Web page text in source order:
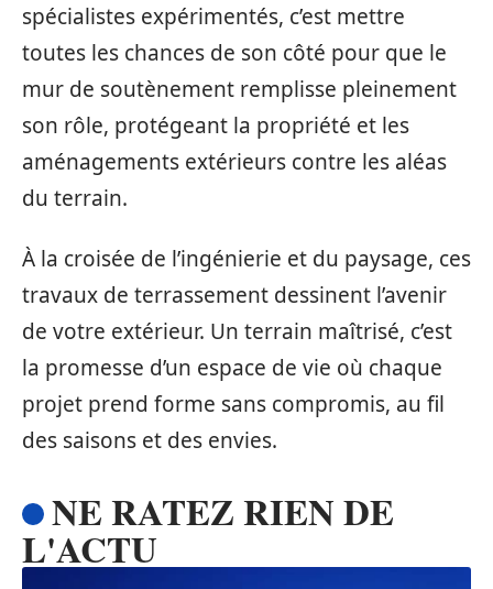
spécialistes expérimentés, c’est mettre
toutes les chances de son côté pour que le
mur de soutènement remplisse pleinement
son rôle, protégeant la propriété et les
aménagements extérieurs contre les aléas
du terrain.
À la croisée de l’ingénierie et du paysage, ces
travaux de terrassement dessinent l’avenir
de votre extérieur. Un terrain maîtrisé, c’est
la promesse d’un espace de vie où chaque
projet prend forme sans compromis, au fil
des saisons et des envies.
NE RATEZ RIEN DE
L'ACTU